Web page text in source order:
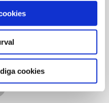
cookies
till teknikens nackdelar
att investera.
NACKDELAR